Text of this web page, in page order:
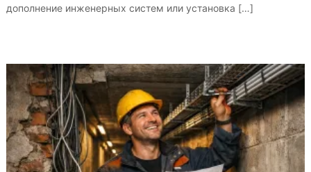
дополнение инженерных систем или установка […]